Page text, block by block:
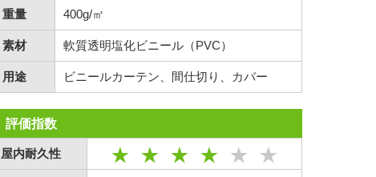
重量 400g/㎡
素材 軟質透明塩化ビニール（PVC）
用途 ビニールカーテン、間仕切り、カバー
評価指数
屋内耐久性